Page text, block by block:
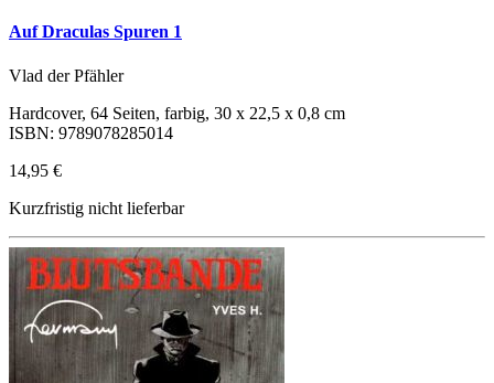
Auf Draculas Spuren 1
Vlad der Pfähler
Hardcover, 64 Seiten, farbig, 30 x 22,5 x 0,8 cm
ISBN: 9789078285014
14,95 €
Kurzfristig nicht lieferbar